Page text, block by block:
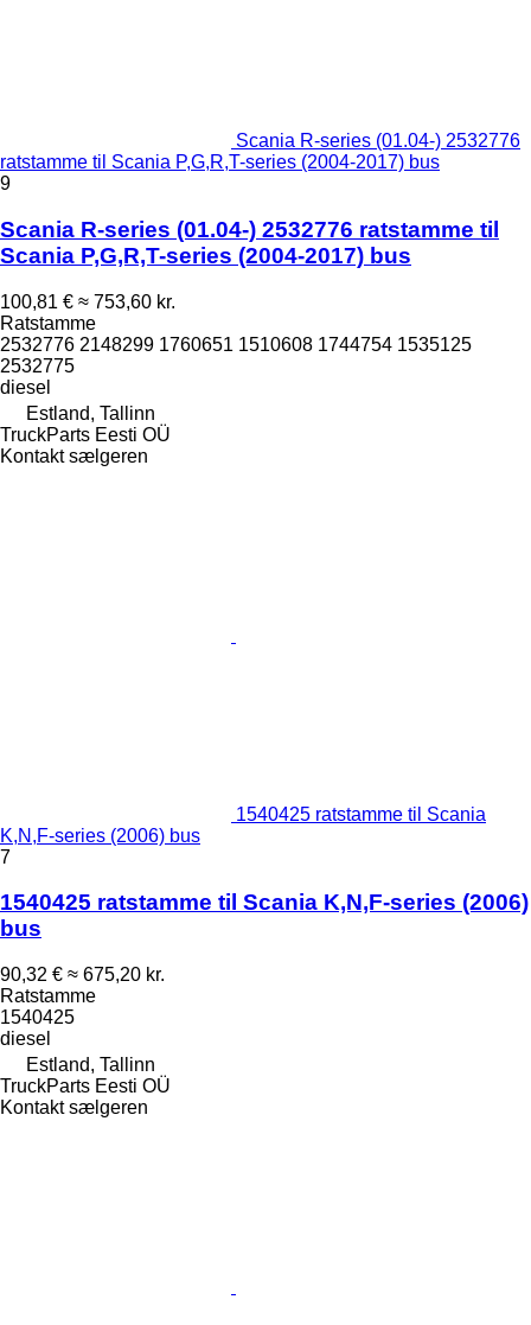
Scania R-series (01.04-) 2532776
ratstamme til Scania P,G,R,T-series (2004-2017) bus
9
Scania R-series (01.04-) 2532776 ratstamme til
Scania P,G,R,T-series (2004-2017) bus
100,81 € ≈ 753,60 kr.
Ratstamme
2532776 2148299 1760651 1510608 1744754 1535125
2532775
diesel
Estland, Tallinn
TruckParts Eesti OÜ
Kontakt sælgeren
1540425 ratstamme til Scania
K,N,F-series (2006) bus
7
1540425 ratstamme til Scania K,N,F-series (2006)
bus
90,32 € ≈ 675,20 kr.
Ratstamme
1540425
diesel
Estland, Tallinn
TruckParts Eesti OÜ
Kontakt sælgeren